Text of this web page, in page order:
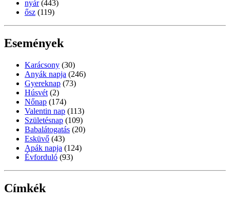
nyár (443)
ősz (119)
Események
Karácsony (30)
Anyák napja (246)
Gyereknap (73)
Húsvét (2)
Nőnap (174)
Valentin nap (113)
Születésnap (109)
Babalátogatás (20)
Esküvő (43)
Apák napja (124)
Évforduló (93)
Címkék